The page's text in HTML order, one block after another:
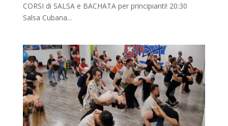
CORSI di SALSA e BACHATA per principianti! 20:30
Salsa Cubana...